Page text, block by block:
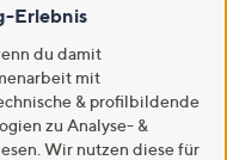
59,99
5.0
von
den Warenkorb
Erlebnis
du damit
mit
& profilbildende
zu Analyse- &
Wir nutzen diese für